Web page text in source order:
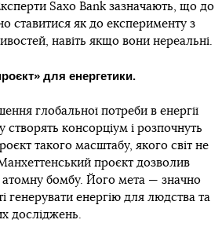
Saxo Bank зазначають, що до
ставитися як до експерименту з
навіть якщо вони нереальні.
для енергетики.
глобальної потреби в енергії
створять консорціум і розпочнуть
такого масштабу, якого світ не
проєкт дозволив
бомбу. Його мета — значно
генерувати енергію для людства та
досліджень.